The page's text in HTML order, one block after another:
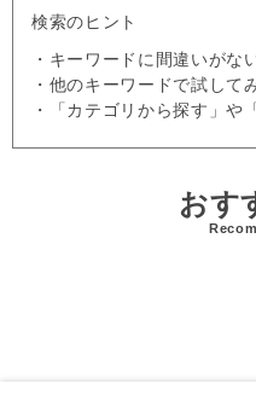
検索のヒント
・キーワードに間違いがな
・他のキーワードで試して
・「カテゴリから探す」や
おす